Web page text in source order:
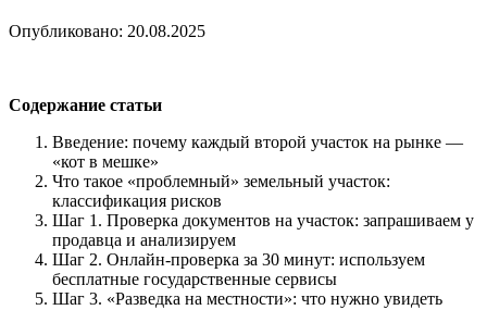
Опубликовано: 20.08.2025
Содержание статьи
Введение: почему каждый второй участок на рынке —
«кот в мешке»
Что такое «проблемный» земельный участок:
классификация рисков
Шаг 1. Проверка документов на участок: запрашиваем у
продавца и анализируем
Шаг 2. Онлайн-проверка за 30 минут: используем
бесплатные государственные сервисы
Шаг 3. «Разведка на местности»: что нужно увидеть